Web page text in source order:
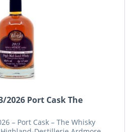
2026 Port Cask The
– Port Cask – The Whisky